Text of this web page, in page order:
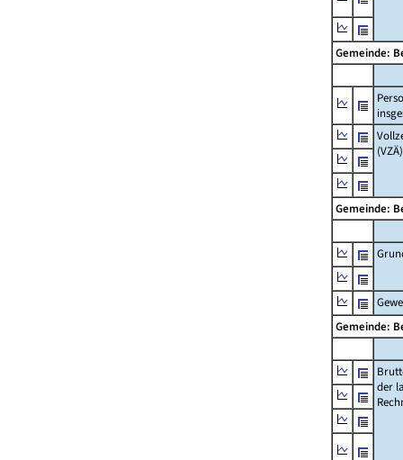
Gemeinde:
(VZÄ)
Gemeinde:
Gemeinde:
der